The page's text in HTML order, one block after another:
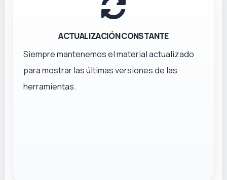
ACTUALIZACIÓN CONSTANTE
Siempre mantenemos el material actualizado
para mostrar las últimas versiones de las
herramientas.